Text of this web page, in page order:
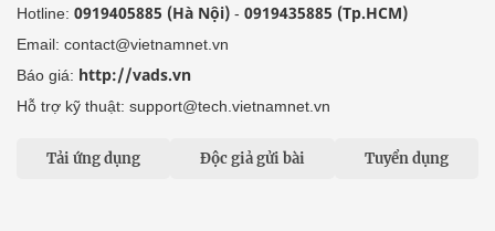
Hotline: 0919405885 (Hà Nội) - 0919435885 (Tp.HCM)
Email: contact@vietnamnet.vn
Báo giá: http://vads.vn
Hỗ trợ kỹ thuật: support@tech.vietnamnet.vn
Tải ứng dụng Độc giả gửi bài Tuyển dụng